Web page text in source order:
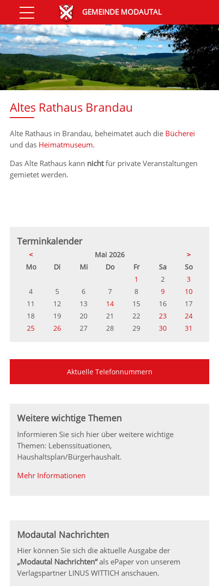
GEMEINDE MODAUTAL
Altes Rathaus Brandau
Alte Rathaus in Brandau, beheimatet auch die Bücherei
und das Heimatmuseum.
Das Alte Rathaus kann nichtfür private Veranstaltungen
gemietet werden.
Terminkalender
< Mai 2026
>
Montag Di enstagMittwochDonnerstag
Freitag SamstagSonntag
1
2
3
4
5 6 7 8 9
10
11
12 13 14 15 16
17
18
19 20 21 22 23
24
25
26 27 28 29 30 31
Aktuelle Telefonnummern
Weitere wichtige Themen
Informieren Sie sich hier über weitere wichtige
Themen: Lebenssituationen,
Haushaltsplan/Bürgerhaushalt.
Mehr Informationen
Modautal Nachrichten
Hier können Sie sich die aktuelle Ausgabe der
„Modautal Nachrichten“als ePaper von unserem
Verlagspartner LINUS WITTICH anschauen.